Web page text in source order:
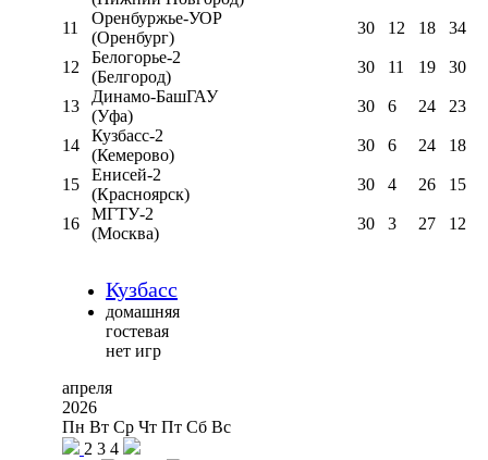
11
Оренбуржье-УОР
(Оренбург)
30 12 18 34
12
Белогорье-2
(Белгород)
30 11 19 30
13
Динамо-БашГАУ
(Уфа)
30 6 24 23
14
Кузбасс-2
(Кемерово)
30 6 24 18
15
Енисей-2
(Красноярск)
30 4 26 15
16
МГТУ-2
(Москва)
30 3 27 12
Кузбасс
домашняя
гостевая
нет игр
апреля
2026
Пн Вт Ср Чт Пт Сб Вс
2 3 4